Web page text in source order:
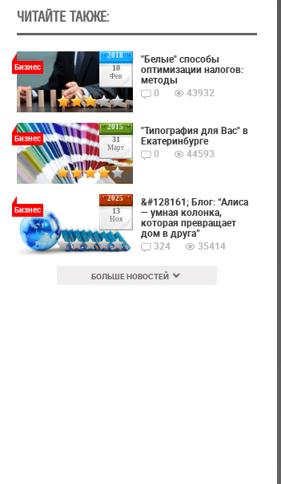
ЧИТАЙТЕ ТАКЖЕ:
2018
10
Фев
Бизнес
"Белые" способы
оптимизации налогов:
методы
0
43932
2015
31
Март
Бизнес
"Типография для Вас" в
Екатеринбурге
0
44593
2025
13
Ноя
Бизнес
&#128161; Блог: “Алиса
— умная колонка,
которая превращает
дом в друга”
324
35414
БОЛЬШЕ НОВОСТЕЙ